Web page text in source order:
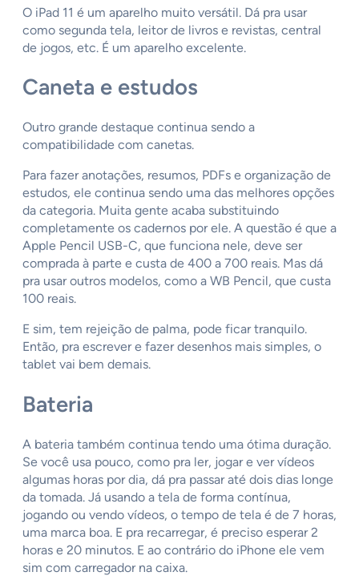
O iPad 11 é um aparelho muito versátil. Dá pra usar
como segunda tela, leitor de livros e revistas, central
de jogos, etc. É um aparelho excelente.
Caneta e estudos
Outro grande destaque continua sendo a
compatibilidade com canetas.
Para fazer anotações, resumos, PDFs e organização de
estudos, ele continua sendo uma das melhores opções
da categoria. Muita gente acaba substituindo
completamente os cadernos por ele. A questão é que a
Apple Pencil USB-C, que funciona nele, deve ser
comprada à parte e custa de 400 a 700 reais. Mas dá
pra usar outros modelos, como a WB Pencil, que custa
100 reais.
E sim, tem rejeição de palma, pode ficar tranquilo.
Então, pra escrever e fazer desenhos mais simples, o
tablet vai bem demais.
Bateria
A bateria também continua tendo uma ótima duração.
Se você usa pouco, como pra ler, jogar e ver vídeos
algumas horas por dia, dá pra passar até dois dias longe
da tomada. Já usando a tela de forma contínua,
jogando ou vendo vídeos, o tempo de tela é de 7 horas,
uma marca boa. E pra recarregar, é preciso esperar 2
horas e 20 minutos. E ao contrário do iPhone ele vem
sim com carregador na caixa.